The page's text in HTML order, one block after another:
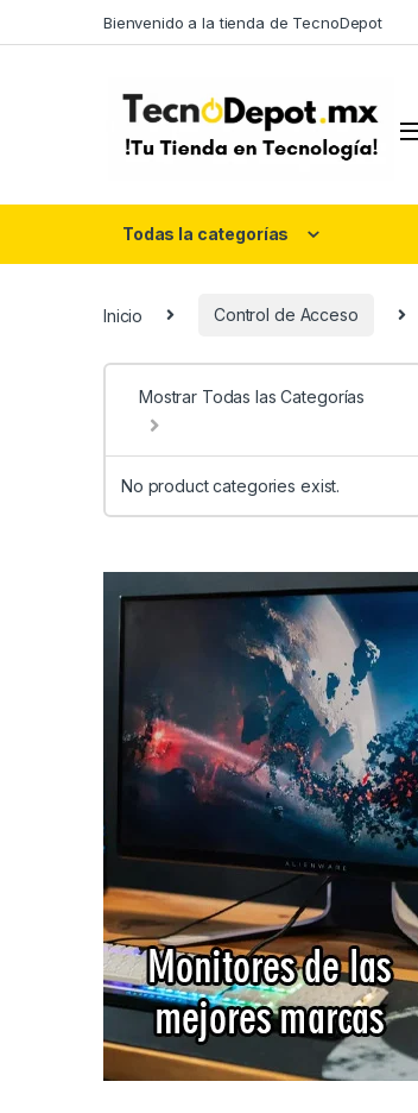
Bienvenido a la tienda de TecnoDepot
Todas la categorías
Inicio Control de Acceso
Mostrar Todas las Categorías
No product categories exist.